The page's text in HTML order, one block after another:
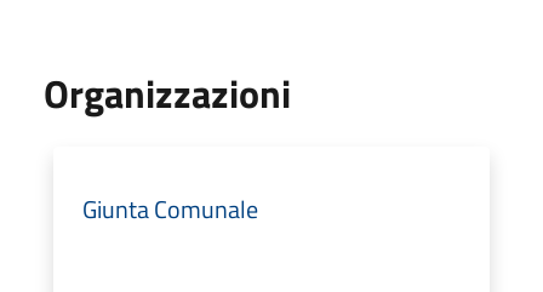
Organizzazioni
Giunta Comunale